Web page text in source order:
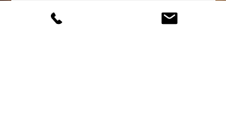
elibera propriul suflet din capcana